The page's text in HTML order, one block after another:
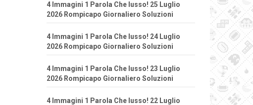
4 Immagini 1 Parola Che lusso! 25 Luglio
2026 Rompicapo Giornaliero Soluzioni
4 Immagini 1 Parola Che lusso! 24 Luglio
2026 Rompicapo Giornaliero Soluzioni
4 Immagini 1 Parola Che lusso! 23 Luglio
2026 Rompicapo Giornaliero Soluzioni
4 Immagini 1 Parola Che lusso! 22 Luglio